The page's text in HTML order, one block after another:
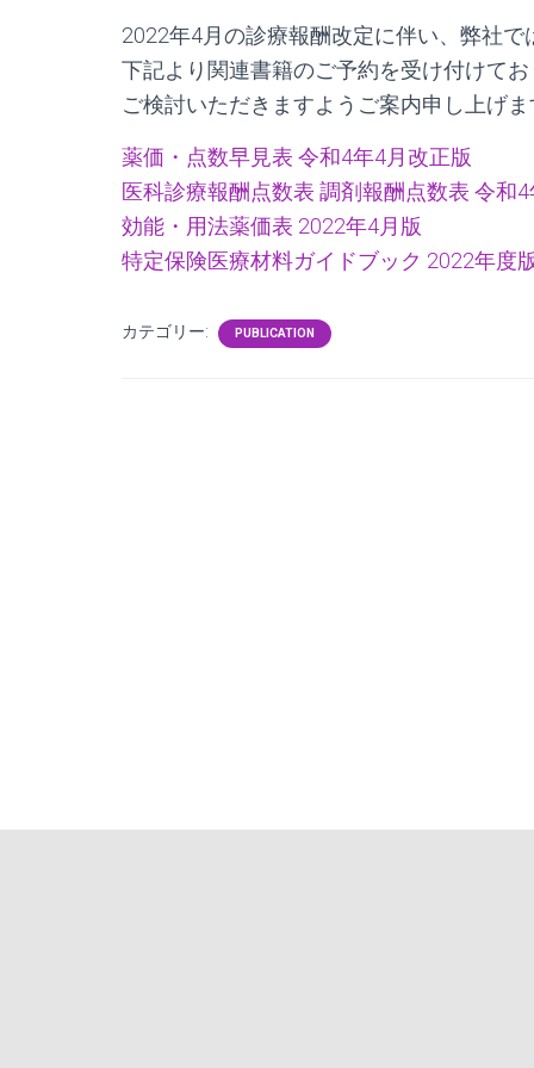
2022年4月の診療報酬改定に伴い、弊社
下記より関連書籍のご予約を受け付けて
ご検討いただきますようご案内申し上げ
薬価・点数早見表 令和4年4月改正版
医科診療報酬点数表 調剤報酬点数表 令和
効能・用法薬価表 2022年4月版
特定保険医療材料ガイドブック 2022年度
カテゴリー: PUBLICATION